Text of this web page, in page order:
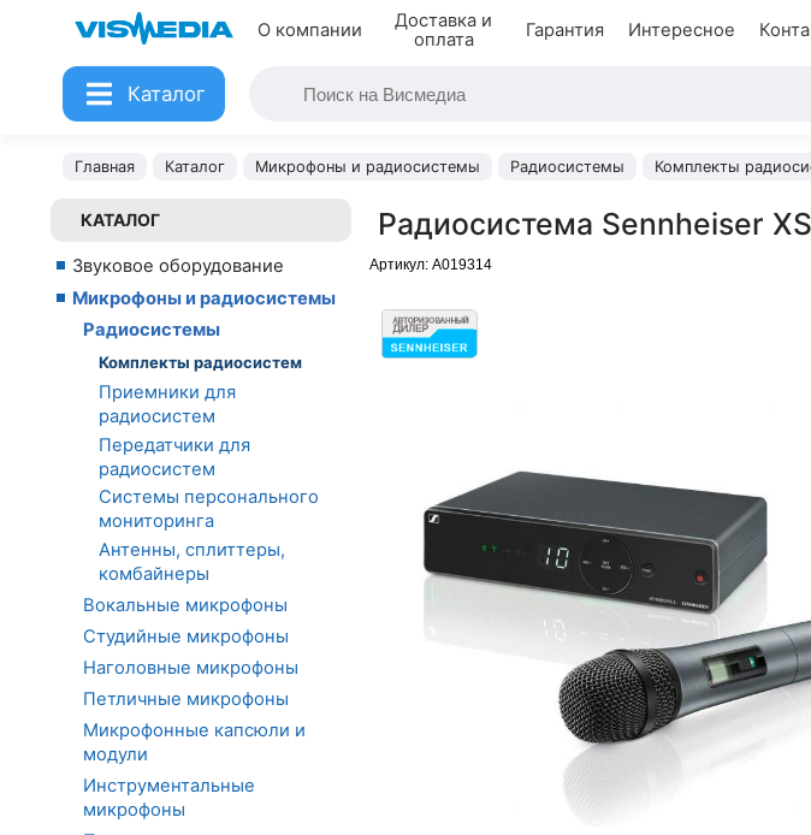
О компании
Доставка и
оплата
Гарантия Интересное
Каталог
Главная Каталог Микрофоны и радиосистемы Радиосистемы Комплекты
КАТАЛОГ
Звуковое оборудование
Микрофоны и радиосистемы
Радиосистемы
Комплекты радиосистем
Приемники для
радиосистем
Передатчики для
радиосистем
Системы персонального
мониторинга
Антенны, сплиттеры,
комбайнеры
Вокальные микрофоны
Студийные микрофоны
Наголовные микрофоны
Петличные микрофоны
Микрофонные капсюли и
модули
Инструментальные
микрофоны
Радиосистема Sennheiser
Артикул: A019314